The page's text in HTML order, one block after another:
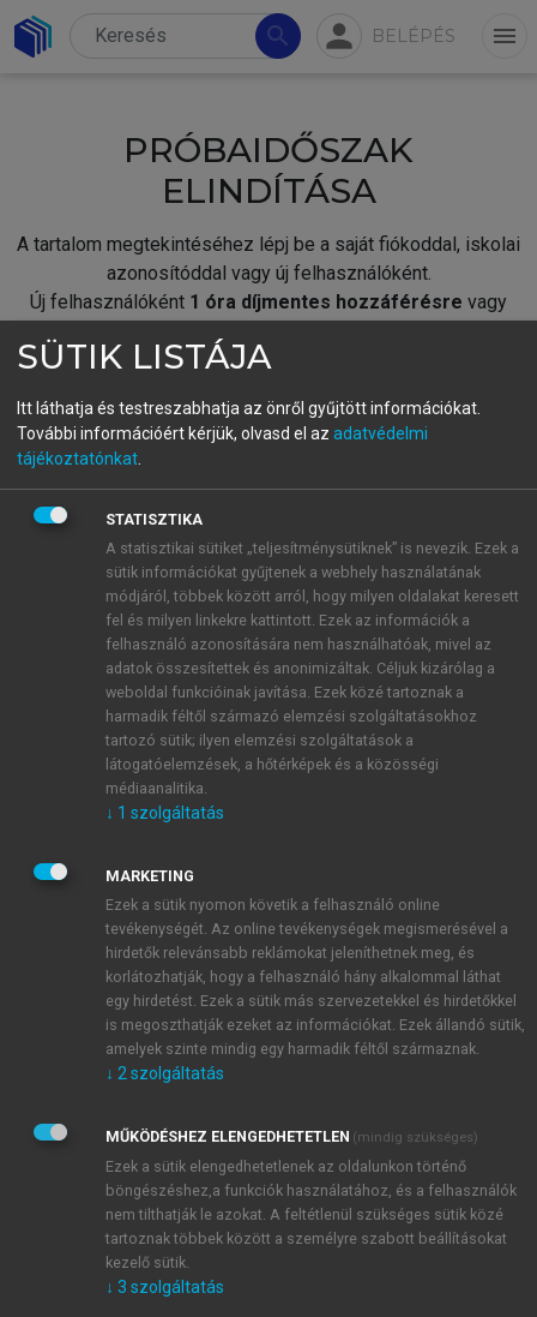
search person BELÉPÉS menu
PRÓBAIDŐSZAK
ELINDÍTÁSA
A tartalom megtekintéséhez lépj be a saját fiókoddal, iskolai
azonosítóddal vagy új felhasználóként.
Új felhasználóként 1 óra díjmentes hozzáférésre vagy
fiókoddal,vagy hozz létre új fiókot.
A regisztráció után apróbaidőszakautomatikusan
BELÉPÉS SAJÁT FIÓKKAL
ÚJ FIÓK LÉTREHOZÁSA
1 óra díjmentes hozzáférés
E-MAIL-CÍM
JELSZÓ
JELSZÓ ÚJRA
Kérek értesítést a MeRSZ újdonságairól, akcióiról.
Kérek értesítést az Akadémiai Kiadó Zrt. újdonságairól,
Adatkezelési tájékoztatóbanfoglaltakat tudomásul
veszem és elfogadom.
Általános vásárlási feltételeket, valamint a szotar.netés a
mersz.huoldalak licencszerződéseiben foglaltakat
tudomásul veszem és elfogadom.
KIPRÓBÁLOM
SÜTIK LISTÁJA
Itt láthatja és testreszabhatja az önről gyűjtött információkat.
További információért kérjük, olvasd el az adatvédelmi
tájékoztatónkat
STATISZTIKA
A statisztikai sütiket „teljesítménysütiknek” is nevezik. Ezek a
sütik információkat gyűjtenek a webhely használatának
módjáról, többek között arról, hogy milyen oldalakat keresett
fel és milyen linkekre kattintott. Ezek az információk a
felhasználó azonosítására nem használhatóak, mivel az
adatok összesítettek és anonimizáltak. Céljuk kizárólag a
weboldal funkcióinak javítása. Ezek közé tartoznak a
harmadik féltől származó elemzési szolgáltatásokhoz
tartozó sütik; ilyen elemzési szolgáltatások a
látogatóelemzések, a hőtérképek és a közösségi
médiaanalitika.
↓ 1 szolgáltatás
MARKETING
Ezek a sütik nyomon követik a felhasználó online
tevékenységét. Az online tevékenységek megismerésével a
hirdetők relevánsabb reklámokat jeleníthetnek meg, és
korlátozhatják, hogy a felhasználó hány alkalommal láthat
egy hirdetést. Ezek a sütik más szervezetekkel és hirdetőkkel
is megoszthatják ezeket az információkat. Ezek állandó sütik,
amelyek szinte mindig egy harmadik féltől származnak.
↓ 2 szolgáltatás
MŰKÖDÉSHEZ ELENGEDHETETLEN (mindig szükséges)
Ezek a sütik elengedhetetlenek az oldalunkon történő
böngészéshez,a funkciók használatához, és a felhasználók
nem tilthatják le azokat. A feltétlenül szükséges sütik közé
tartoznak többek között a személyre szabott beállításokat
kezelő sütik.
↓ 3 szolgáltatás